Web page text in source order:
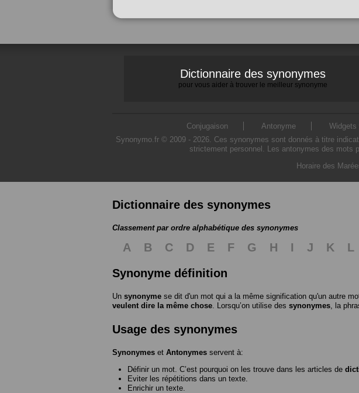
Dictionnaire des synonymes
pour vous aider à trouver le meilleur synonyme
Conjugaison Antonyme Widgets
Synonymo.fr © 2009 - 2026. Ces synonymes sont donnés à titre
strictement personnel. Les antonymes des mots
Horaire des
Dictionnaire des synonymes
Classement par ordre alphabétique des synonymes
A B C D E F G H I J K L
Synonyme définition
Un synonyme se dit d'un mot qui a la même signification qu'un autre
veulent dire la même chose . Lorsqu’on utilise des synonymes , la
Usage des synonymes
Synonymes et Antonymes servent à:
Définir un mot. C’est pourquoi on les trouve dans les articles de
Eviter les répétitions dans un texte.
Enrichir un texte.